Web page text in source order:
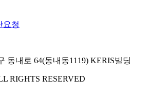
요청
동내로 64(동내동1119) KERIS빌딩
RIGHTS RESERVED